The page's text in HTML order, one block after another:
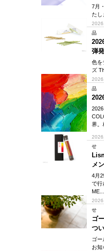
7月
たし
品
弾
色を
ズ
品
界。
せ
メ
4月
で行
ME...
せ
ゴ
つ
ゴー
お知